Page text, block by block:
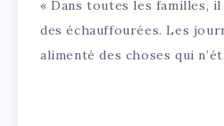
« Dans toutes les familles,
des échauffourées. Les
alimenté des choses qui